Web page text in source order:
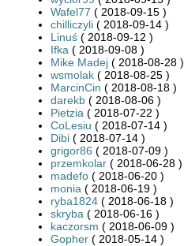
Wafel77 ( 2018-09-15 )
chilliczyli ( 2018-09-14 )
Linuś ( 2018-09-12 )
Ifka ( 2018-09-08 )
Mike Madej ( 2018-08-28 )
wsmolak ( 2018-08-25 )
MarcinCin ( 2018-08-18 )
darekb ( 2018-08-06 )
Pietzia ( 2018-07-22 )
CoLesiu ( 2018-07-14 )
Dibi ( 2018-07-14 )
grigor86 ( 2018-07-09 )
przemkolar ( 2018-06-28 )
madefo ( 2018-06-20 )
monia ( 2018-06-19 )
ryba1824 ( 2018-06-18 )
skryba ( 2018-06-16 )
kaczorsm ( 2018-06-09 )
Gopher ( 2018-05-14 )